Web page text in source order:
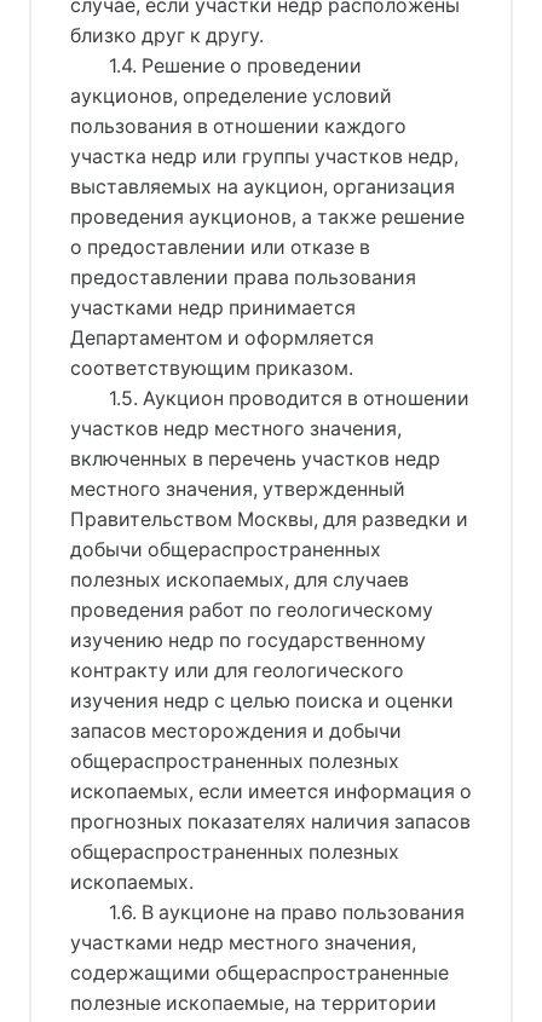
случае, если участки недр расположены
близко друг к другу.
1.4. Решение о проведении
аукционов, определение условий
пользования в отношении каждого
участка недр или группы участков недр,
выставляемых на аукцион, организация
проведения аукционов, а также решение
о предоставлении или отказе в
предоставлении права пользования
участками недр принимается
Департаментом и оформляется
соответствующим приказом.
1.5. Аукцион проводится в отношении
участков недр местного значения,
включенных в перечень участков недр
местного значения, утвержденный
Правительством Москвы, для разведки и
добычи общераспространенных
полезных ископаемых, для случаев
проведения работ по геологическому
изучению недр по государственному
контракту или для геологического
изучения недр с целью поиска и оценки
запасов месторождения и добычи
общераспространенных полезных
ископаемых, если имеется информация о
прогнозных показателях наличия запасов
общераспространенных полезных
ископаемых.
1.6. В аукционе на право пользования
участками недр местного значения,
содержащими общераспространенные
полезные ископаемые, на территории